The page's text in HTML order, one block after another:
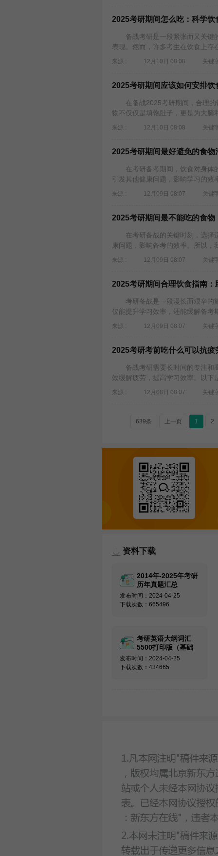
2025考研期间怎么吃：科学饮
备战考研是一段紧张而又关键的
表现。然而，许多考生在饮食上
来源 : 12月10日 08:08 关键
2025考研期间应该如何安排
在备战2025考研期间，合理的
物不仅仅是填饱肚子，更是为大脑
来源 : 12月10日 08:08 关键
2025考研期间最好避免的食
在考研备考期间，饮食对身体的
引发其他健康问题，影响学习的
来源 : 12月09日 08:07 关键
2025考研期间最不能吃的食
在考研备战的关键时刻，选择适
康问题，影响备考的效率。所以
来源 : 12月09日 08:07 关键
2025考研期间合理饮食指南：
考研备战是一段漫长而艰辛的旅
仅能提升学习效率，还能缓解备
来源 : 12月09日 08:07 关键
2025考研考前吃什么可以抗
备战考研需要长时间的专注和高
效缓解疲劳，提高学习效率。以
来源 : 12月08日 08:07 关键
639条 上一页 1 2
资料下载
2014年-2025年考研
历年真题汇总
发布时间：2024-04-25
下载次数：665496
考研英语大纲词汇
5500打印版（基础
必备）
发布时间：2024-04-25
下载次数：434665